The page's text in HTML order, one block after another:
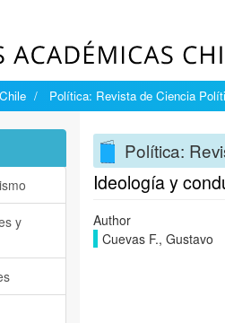
Política: Revista de Ciencia
Política:
Ideología y
Author
Cuevas F., Gustavo
y